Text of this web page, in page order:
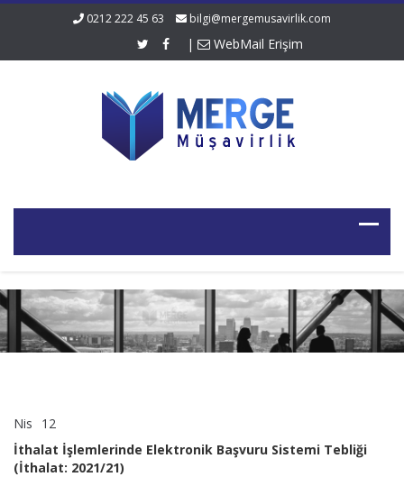
0212 222 45 63 bilgi@mergemusavirlik.com
| WebMail Erişim
Nis 12
Elektronik
Başvuru
İthalat İşlemlerinde Elektronik Başvuru Sistemi Tebliği
(İthalat: 2021/21)